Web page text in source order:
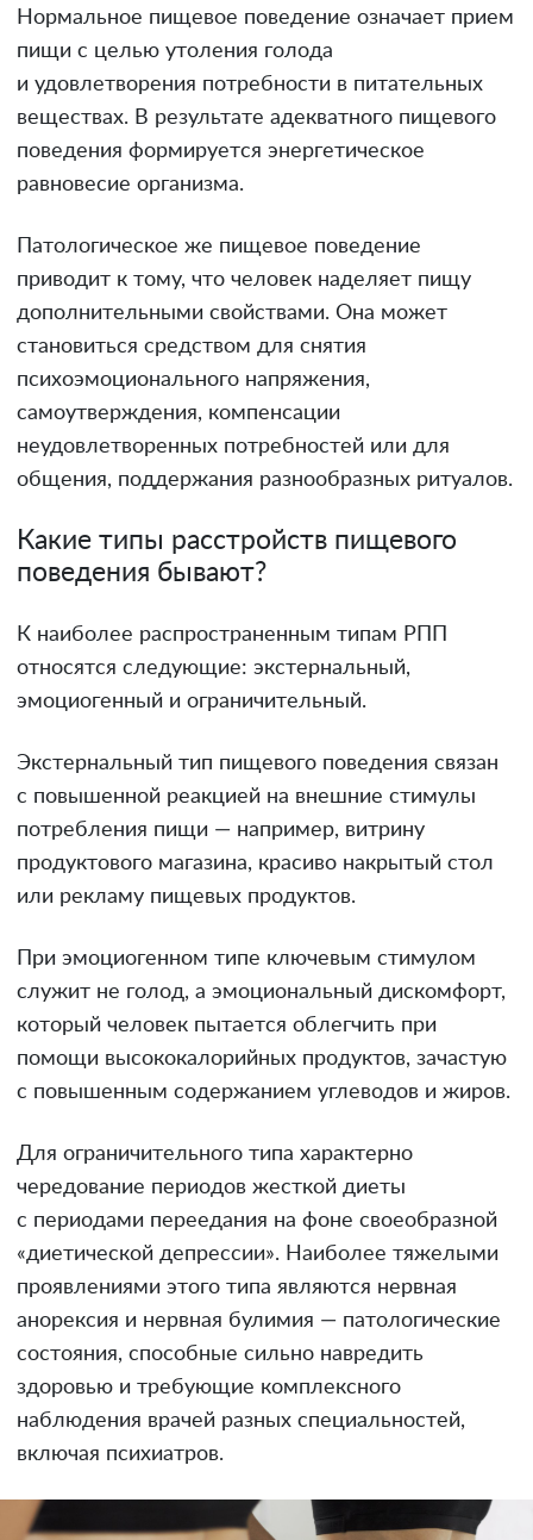
Нормальное пищевое поведение означает прием
пищи с целью утоления голода
и удовлетворения потребности в питательных
веществах. В результате адекватного пищевого
поведения формируется энергетическое
равновесие организма.
Патологическое же пищевое поведение
приводит к тому, что человек наделяет пищу
дополнительными свойствами. Она может
становиться средством для снятия
психоэмоционального напряжения,
самоутверждения, компенсации
неудовлетворенных потребностей или для
общения, поддержания разнообразных ритуалов.
Какие типы расстройств пищевого
поведения бывают?
К наиболее распространенным типам РПП
относятся следующие: экстернальный,
эмоциогенный и ограничительный.
Экстернальный тип пищевого поведения связан
с повышенной реакцией на внешние стимулы
потребления пищи — например, витрину
продуктового магазина, красиво накрытый стол
или рекламу пищевых продуктов.
При эмоциогенном типе ключевым стимулом
служит не голод, а эмоциональный дискомфорт,
который человек пытается облегчить при
помощи высококалорийных продуктов, зачастую
с повышенным содержанием углеводов и жиров.
Для ограничительного типа характерно
чередование периодов жесткой диеты
с периодами переедания на фоне своеобразной
«диетической депрессии». Наиболее тяжелыми
проявлениями этого типа являются нервная
анорексия и нервная булимия — патологические
состояния, способные сильно навредить
здоровью и требующие комплексного
наблюдения врачей разных специальностей,
включая психиатров.